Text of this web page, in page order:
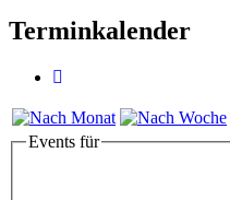
Terminkalender
Events für